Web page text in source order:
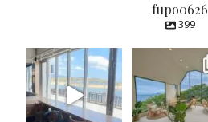
fupo0626
399